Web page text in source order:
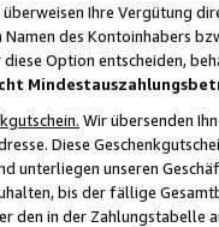
überweisen Ihre Vergütung
des Kontoinhabers
Option entscheiden,
Wir übersenden
Diese
unterliegen unseren
bis der fällige
den in der